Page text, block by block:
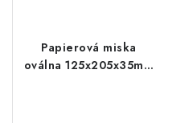
Papierová miska
oválna 125x205x35mm